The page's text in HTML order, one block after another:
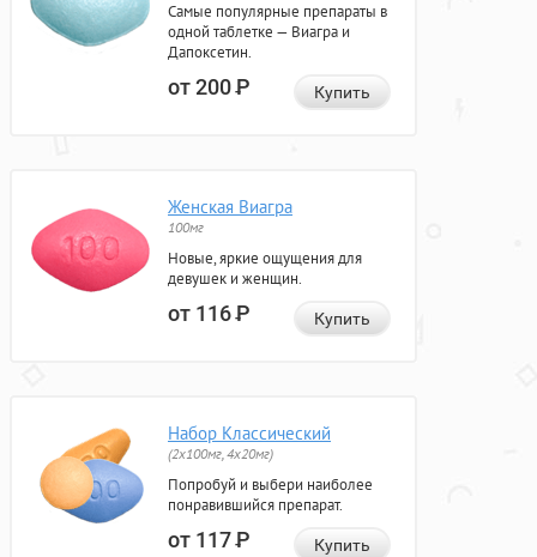
Самые популярные препараты в
одной таблетке — Виагра и
Дапоксетин.
от 200Р Купить
Женская Виагра
100мг
Новые, яркие ощущения для
девушек и женщин.
от 116Р Купить
Набор Классический
(2x100мг, 4x20мг)
Попробуй и выбери наиболее
понравившийся препарат.
от 117Р Купить